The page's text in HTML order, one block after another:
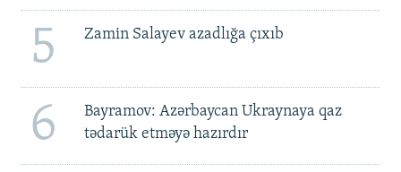
5 Zamin Salayev azadlığa çıxıb
6
Bayramov: Azərbaycan Ukraynaya qaz
tədarük etməyə hazırdır